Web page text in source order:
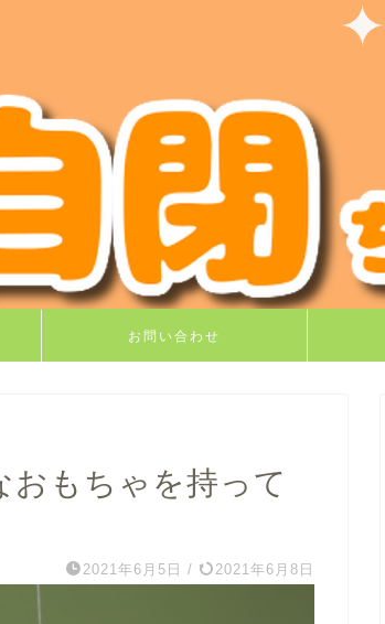
お問い合わせ
おもちゃを持って
2021年6月5日 / 2021年6月8日